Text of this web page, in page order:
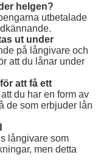
helgen?
utbetalade
ut under
på långivare och
att du lånar under
att få ett
du har en form av
de som erbjuder lån
långivare som
men detta